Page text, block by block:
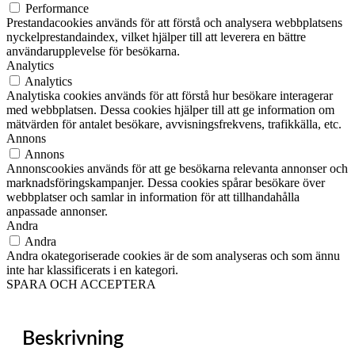
Performance
Prestandacookies används för att förstå och analysera webbplatsens
nyckelprestandaindex, vilket hjälper till att leverera en bättre
användarupplevelse för besökarna.
Analytics
Analytics
Analytiska cookies används för att förstå hur besökare interagerar
med webbplatsen. Dessa cookies hjälper till att ge information om
mätvärden för antalet besökare, avvisningsfrekvens, trafikkälla, etc.
Annons
Annons
Annonscookies används för att ge besökarna relevanta annonser och
marknadsföringskampanjer. Dessa cookies spårar besökare över
webbplatser och samlar in information för att tillhandahålla
anpassade annonser.
Andra
Andra
Andra okategoriserade cookies är de som analyseras och som ännu
inte har klassificerats i en kategori.
SPARA OCH ACCEPTERA
Beskrivning